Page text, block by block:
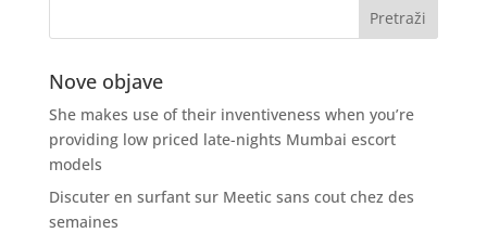
Nove objave
She makes use of their inventiveness when you’re
providing low priced late-nights Mumbai escort
models
Discuter en surfant sur Meetic sans cout chez des
semaines